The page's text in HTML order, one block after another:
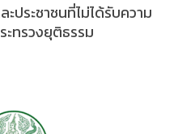
ประชาชนที่ไม่ได้รับความ
ะทรวงยุติธรรม